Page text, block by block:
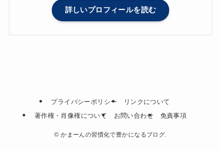
詳しいプロフィールを読む
プライバシーポリシー
リンクについて
著作権・肖像権について
お問い合わせ 免責事項
© かまーんの習慣化で豊かになるブログ.